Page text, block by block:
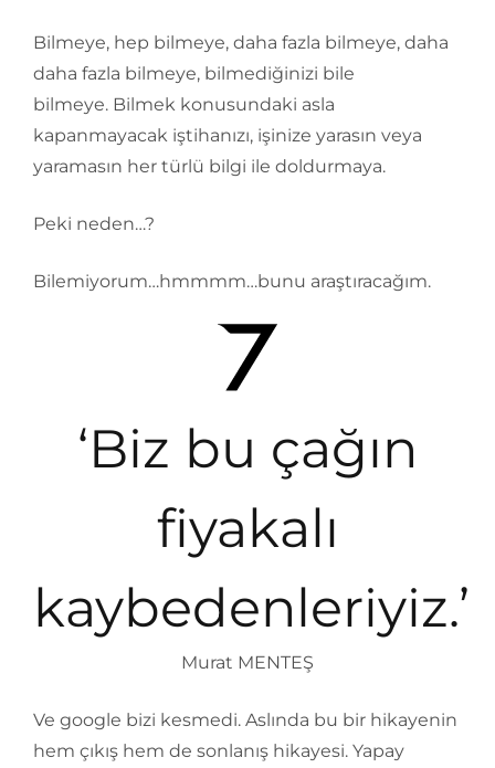
Bilmeye, hep bilmeye, daha fazla bilmeye, daha
daha fazla bilmeye, bilmediğinizi bile
bilmeye. Bilmek konusundaki asla
kapanmayacak iştihanızı, işinize yarasın veya
yaramasın her türlü bilgi ile doldurmaya.
Peki neden…?
Bilemiyorum…hmmmm…bunu araştıracağım.
‘Biz bu çağın
fiyakalı
kaybedenleriyiz.’
Murat MENTEŞ
Ve google bizi kesmedi. Aslında bu bir hikayenin
hem çıkış hem de sonlanış hikayesi. Yapay